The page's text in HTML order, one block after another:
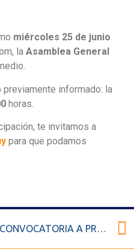
miércoles 25 de junio
la Asamblea General
informado: la
horas.
te invitamos a
para que podamos
CONVOCATORIA A PRESENTACIÓN DE LISTAS PARA ELECCIONES 2025